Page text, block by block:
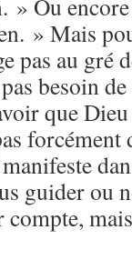
» Ou
» Mais
pas au gré
besoin
que
forcément
guider ou